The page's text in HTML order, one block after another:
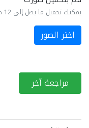
يمكنك تحميل ما يصل إلى 12 صورة
اختر الصور
مراجعة آخر